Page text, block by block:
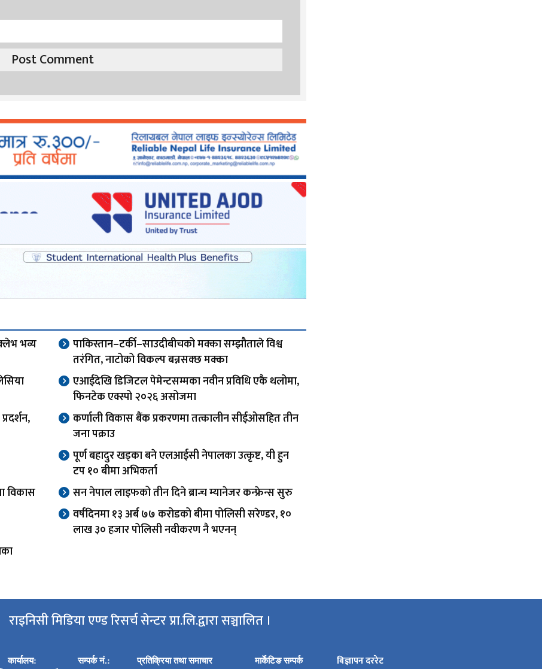
भव्य
पाकिस्तान–टर्की–साउदीबीचको मक्का सम्झौताले विश्व
तरंगित, नाटोको विकल्प बन्नसक्छ मक्का
एआईदेखि डिजिटल पेमेन्टसम्मका नवीन प्रविधि एकै थलोमा,
फिनटेक एक्स्पो २०२६ असोजमा
कर्णाली विकास बैंक प्रकरणमा तत्कालीन सीईओसहित तीन
जना पक्राउ
पूर्ण बहादुर खड्का बने एलआईसी नेपालका उत्कृष्ट, यी हुन
टप १० बीमा अभिकर्ता
विकास
सन नेपाल लाइफको तीन दिने ब्रान्च म्यानेजर कन्फ्रेन्स सुरु
वर्षदिनमा १३ अर्ब ७७ करोडको बीमा पोलिसी सरेण्डर, १०
लाख ३० हजार पोलिसी नवीकरण नै भएनन्
राइनिसी मिडिया एण्ड रिसर्च सेन्टर प्रा.लि.द्वारा सञ्चालित ।
कार्यालय: सम्पर्क नं.: प्रतिक्रिया तथा समाचार मार्केटिङ सम्पर्क
बिज्ञापन दररेट